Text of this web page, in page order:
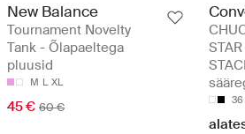
New Balance
Tournament Novelty
Tank - Õlapaeltega
pluusid
M L XL
45 € 60 € 36